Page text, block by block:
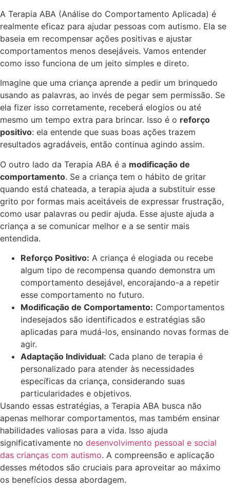
A Terapia ABA (Análise do Comportamento Aplicada) é
realmente eficaz para ajudar pessoas com autismo. Ela se
baseia em recompensar ações positivas e ajustar
comportamentos menos desejáveis. Vamos entender
como isso funciona de um jeito simples e direto.
Imagine que uma criança aprende a pedir um brinquedo
usando as palavras, ao invés de pegar sem permissão. Se
ela fizer isso corretamente, receberá elogios ou até
mesmo um tempo extra para brincar. Isso é o reforço
positivo: ela entende que suas boas ações trazem
resultados agradáveis, então continua agindo assim.
O outro lado da Terapia ABA é a modificação de
comportamento. Se a criança tem o hábito de gritar
quando está chateada, a terapia ajuda a substituir esse
grito por formas mais aceitáveis de expressar frustração,
como usar palavras ou pedir ajuda. Esse ajuste ajuda a
criança a se comunicar melhor e a se sentir mais
entendida.
Reforço Positivo: A criança é elogiada ou recebe
algum tipo de recompensa quando demonstra um
comportamento desejável, encorajando-a a repetir
esse comportamento no futuro.
Modificação de Comportamento: Comportamentos
indesejados são identificados e estratégias são
aplicadas para mudá-los, ensinando novas formas de
agir.
Adaptação Individual: Cada plano de terapia é
personalizado para atender às necessidades
específicas da criança, considerando suas
particularidades e objetivos.
Usando essas estratégias, a Terapia ABA busca não
apenas melhorar comportamentos, mas também ensinar
habilidades valiosas para a vida. Isso ajuda
significativamente no desenvolvimento pessoal e social
das crianças com autismo. A compreensão e aplicação
desses métodos são cruciais para aproveitar ao máximo
os benefícios dessa abordagem.